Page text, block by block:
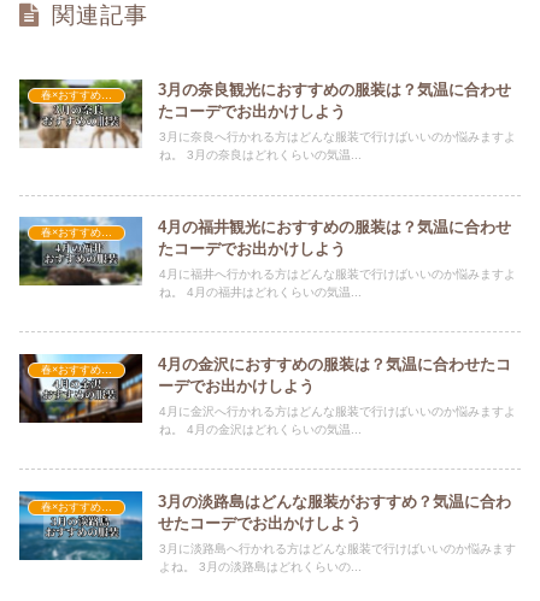
関連記事
春×おすすめの服装
3月の奈良観光におすすめの服装は？気温に合わせ
たコーデでお出かけしよう
3月に奈良へ行かれる方はどんな服装で行けばいいのか悩みますよ
ね。 3月の奈良はどれくらいの気温...
春×おすすめの服装
4月の福井観光におすすめの服装は？気温に合わせ
たコーデでお出かけしよう
4月に福井へ行かれる方はどんな服装で行けばいいのか悩みますよ
ね。 4月の福井はどれくらいの気温...
春×おすすめの服装
4月の金沢におすすめの服装は？気温に合わせたコ
ーデでお出かけしよう
4月に金沢へ行かれる方はどんな服装で行けばいいのか悩みますよ
ね。 4月の金沢はどれくらいの気温...
春×おすすめの服装
3月の淡路島はどんな服装がおすすめ？気温に合わ
せたコーデでお出かけしよう
3月に淡路島へ行かれる方はどんな服装で行けばいいのか悩みます
よね。 3月の淡路島はどれくらいの...